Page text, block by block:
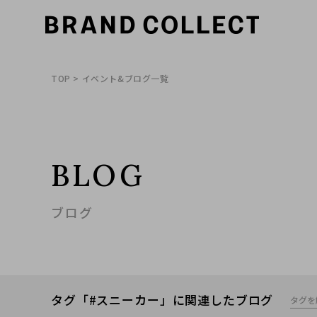
TOP > イベント&ブログ一覧
BLOG
ブログ
タグ「#スニーカー」に関連したブログ タグ